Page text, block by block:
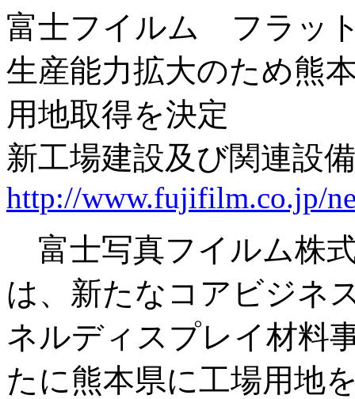
富士フイルム フラッ
生産能力拡大のため熊
用地取得を決定
新工場建設及び関連設
http://www.fujifilm.co.jp/
富士写真フイルム株
は、新たなコアビジネ
ネルディスプレイ材料
たに熊本県に工場用地